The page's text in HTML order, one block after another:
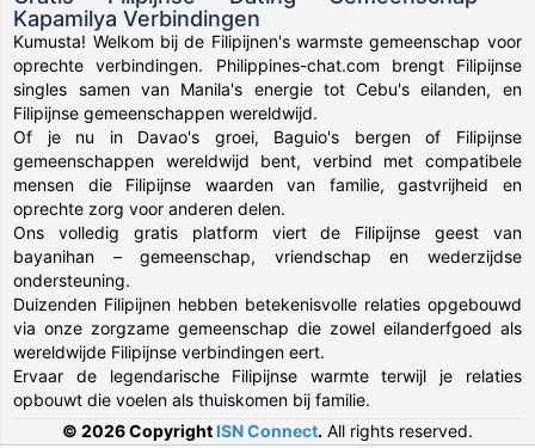
Kapamilya Verbindingen
Kumusta! Welkom bij de Filipijnen's warmste gemeenschap voor
oprechte verbindingen. Philippines-chat.com brengt Filipijnse
singles samen van Manila's energie tot Cebu's eilanden, en
Filipijnse gemeenschappen wereldwijd.
Of je nu in Davao's groei, Baguio's bergen of Filipijnse
gemeenschappen wereldwijd bent, verbind met compatibele
mensen die Filipijnse waarden van familie, gastvrijheid en
oprechte zorg voor anderen delen.
Ons volledig gratis platform viert de Filipijnse geest van
bayanihan – gemeenschap, vriendschap en wederzijdse
ondersteuning.
Duizenden Filipijnen hebben betekenisvolle relaties opgebouwd
via onze zorgzame gemeenschap die zowel eilanderfgoed als
wereldwijde Filipijnse verbindingen eert.
Ervaar de legendarische Filipijnse warmte terwijl je relaties
opbouwt die voelen als thuiskomen bij familie.
© 2026 Copyright ISN Connect. All rights reserved.